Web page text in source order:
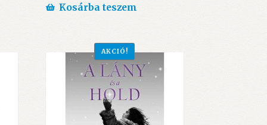
was:
is:
Kosárba teszem
AKCIÓ!